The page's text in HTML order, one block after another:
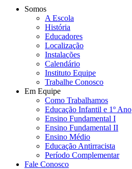
Somos
A Escola
História
Educadores
Localização
Instalações
Calendário
Instituto Equipe
Trabalhe Conosco
Em Equipe
Como Trabalhamos
Educação Infantil e 1º Ano
Ensino Fundamental I
Ensino Fundamental II
Ensino Médio
Educação Antirracista
Período Complementar
Fale Conosco